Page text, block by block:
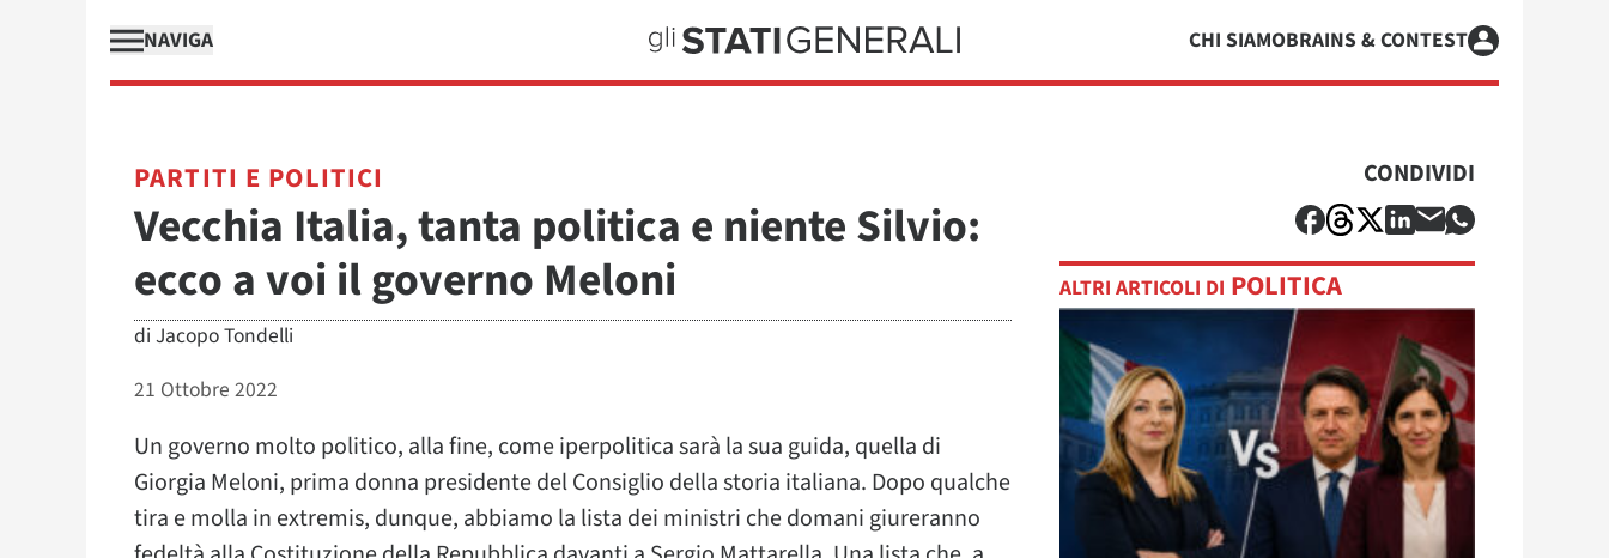
NAVIGA CHI SIAMOBRAINS & CONTEST
PARTITI E POLITICI
Vecchia Italia, tanta politica e niente Silvio:
ecco a voi il governo Meloni
di Jacopo Tondelli
21 Ottobre 2022
Un governo molto politico, alla fine, come iperpolitica sarà la sua guida, quella di
Giorgia Meloni, prima donna presidente del Consiglio della storia italiana. Dopo qualche
tira e molla in extremis, dunque, abbiamo la lista dei ministri che domani giureranno
CONDIVIDI
ALTRI ARTICOLI DI POLITICA